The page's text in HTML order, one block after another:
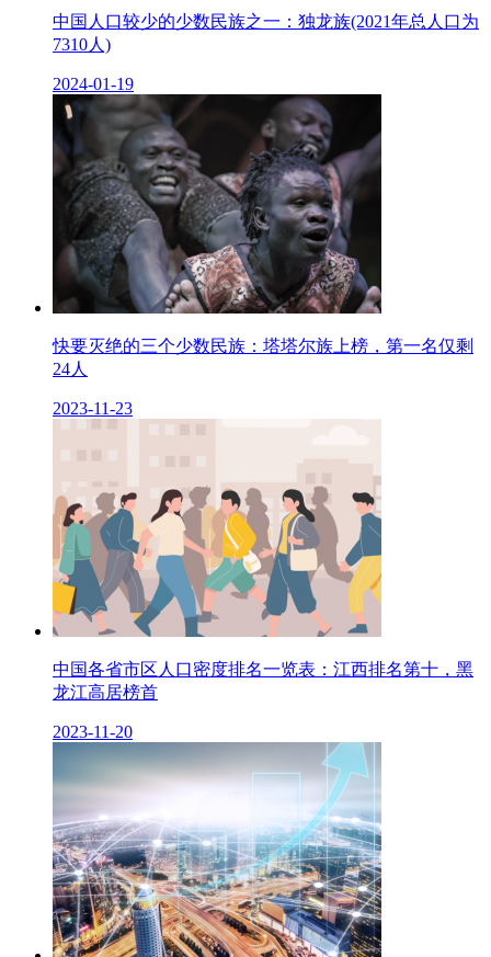
中国人口较少的少数民族之一：独龙族(2021年总人口为
7310人)
2024-01-19
快要灭绝的三个少数民族：塔塔尔族上榜，第一名仅剩
24人
2023-11-23
中国各省市区人口密度排名一览表：江西排名第十，黑
龙江高居榜首
2023-11-20